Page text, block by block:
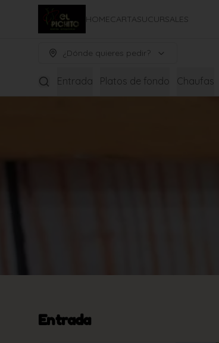
HOMECARTASUCURSALES
¿Dónde quieres pedir?
Entrada Platos de fondo Chaufas
Entrada